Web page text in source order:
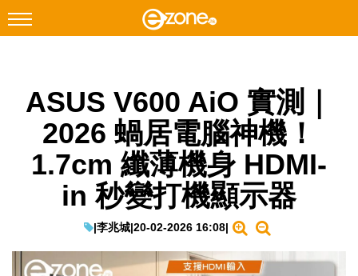
Facebook Instagram
科技焦點
網絡生活
EduTech
ASUS V600 AiO 實測｜
2026 蝸居電腦神機！
1.7cm 纖薄機身 HDMI-
in 秒變打機顯示器
|李兆城|20-02-2026 16:08|